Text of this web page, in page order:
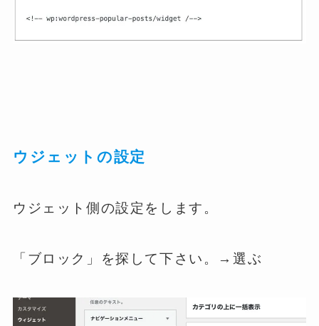
ウジェットの設定
ウジェット側の設定をします。
「ブロック」を探して下さい。→選ぶ